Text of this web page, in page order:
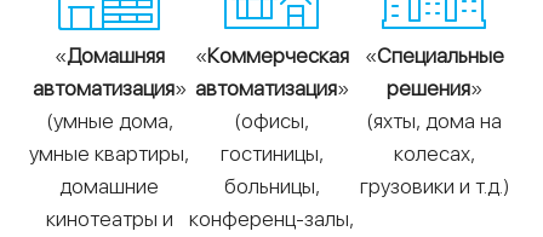
«Домашняя
автоматизация»
(умные дома,
умные квартиры,
домашние
кинотеатры и
«Коммерческая
автоматизация»
(офисы,
гостиницы,
больницы,
конференц-залы,
«Специальные
решения»
(яхты, дома на
колесах,
грузовики и т.д.)